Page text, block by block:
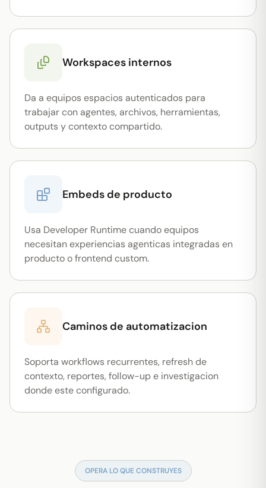
Workspaces internos
Da a equipos espacios autenticados para
trabajar con agentes, archivos, herramientas,
outputs y contexto compartido.
Embeds de producto
Usa Developer Runtime cuando equipos
necesitan experiencias agenticas integradas en
producto o frontend custom.
Caminos de automatizacion
Soporta workflows recurrentes, refresh de
contexto, reportes, follow-up e investigacion
donde este configurado.
OPERA LO QUE CONSTRUYES